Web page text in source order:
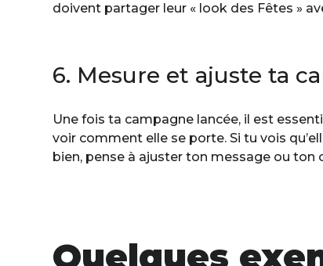
doivent partager leur « look des Fêtes »
6. Mesure et ajuste ta
Une fois ta campagne lancée, il est
voir comment elle se porte. Si tu vois
bien, pense à ajuster ton message ou
Quelques